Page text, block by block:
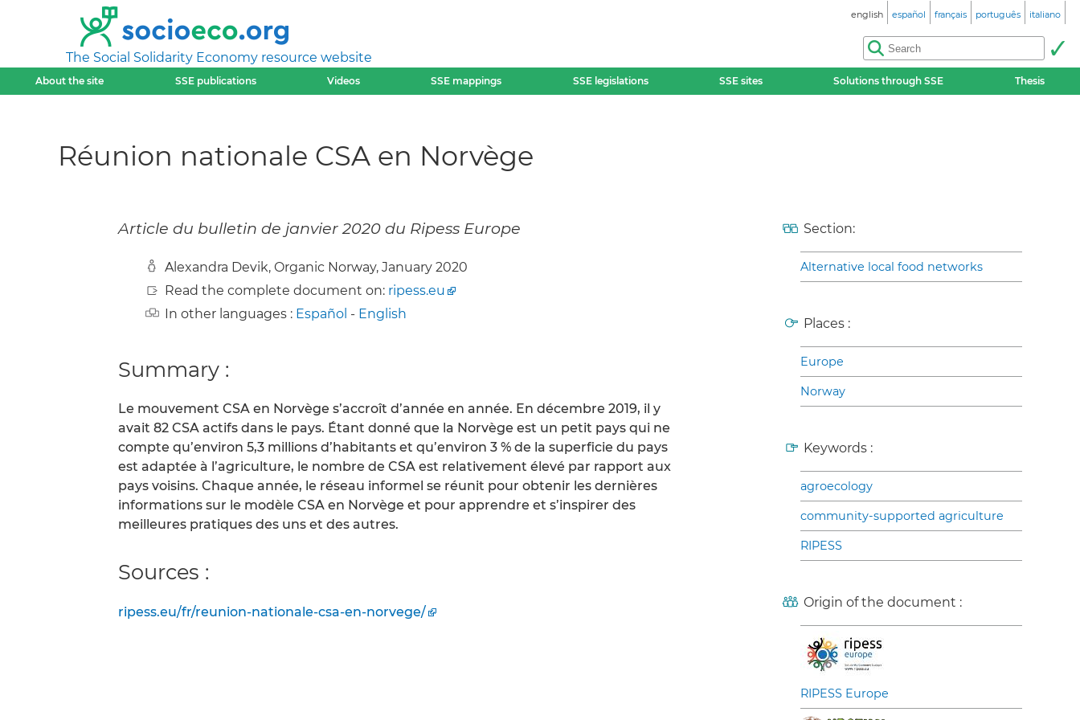
The Social Solidarity Economy resource website
english español français português italiano
About the site SSE publications Videos SSE mappings SSE legislations SSE sites Solutions through SSE Thesis
Réunion nationale CSA en Norvège
Article du bulletin de janvier 2020 du Ripess Europe
Alexandra Devik, Organic Norway, January 2020
Read the complete document on: ripess.eu
In other languages : Español - English
Summary :
Le mouvement CSA en Norvège s’accroît d’année en année. En décembre 2019, il y
avait 82 CSA actifs dans le pays. Étant donné que la Norvège est un petit pays qui ne
compte qu’environ 5,3 millions d’habitants et qu’environ 3 % de la superficie du pays
est adaptée à l’agriculture, le nombre de CSA est relativement élevé par rapport aux
pays voisins. Chaque année, le réseau informel se réunit pour obtenir les dernières
informations sur le modèle CSA en Norvège et pour apprendre et s’inspirer des
meilleures pratiques des uns et des autres.
Sources :
ripess.eu/fr/reunion-nationale-csa-en-norvege/
Section:
Alternative local food networks
Places :
Europe
Norway
Keywords :
agroecology
community-supported agriculture
RIPESS
Origin of the document :
RIPESS Europe